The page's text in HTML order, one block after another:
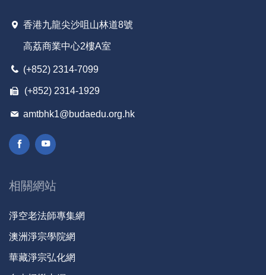
香港九龍尖沙咀山林道8號
高荔商業中心2樓A室
(+852) 2314-7099
(+852) 2314-1929
amtbhk1@budaedu.org.hk
相關網站
淨空老法師專集網
澳洲淨宗學院網
華藏淨宗弘化網